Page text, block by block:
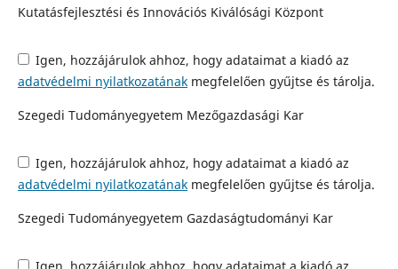
Kutatásfejlesztési és Innovációs Kiválósági Központ
Igen, hozzájárulok ahhoz, hogy adataimat a kiadó az
adatvédelmi nyilatkozatánakmegfelelően gyűjtse és tárolja.
Szegedi Tudományegyetem Mezőgazdasági Kar
Igen, hozzájárulok ahhoz, hogy adataimat a kiadó az
adatvédelmi nyilatkozatánakmegfelelően gyűjtse és tárolja.
Szegedi Tudományegyetem Gazdaságtudományi Kar